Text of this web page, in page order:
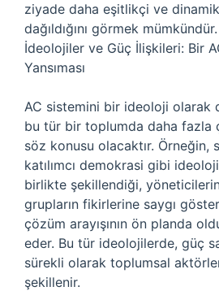
ziyade daha eşitlikçi ve
dağıldığını görmek mümkündür.
İdeolojiler ve Güç İlişkileri: Bir
Yansıması
AC sistemini bir ideoloji olarak
bu tür bir toplumda daha fazla
söz konusu olacaktır. Örneğin,
katılımcı demokrasi gibi
birlikte şekillendiği,
grupların fikirlerine saygı
çözüm arayışının ön planda
eder. Bu tür ideolojilerde, güç
sürekli olarak toplumsal
şekillenir.